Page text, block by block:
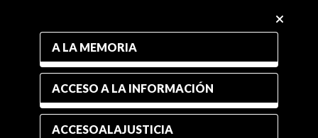
A LA MEMORIA
ACCESO A LA INFORMACIÓN
ACCESOALAJUSTICIA